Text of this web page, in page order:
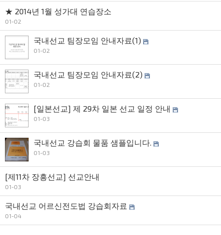
★ 2014년 1월 성가대 연습장소
01-02
국내선교 팀장모임 안내자료(1)
01-02
국내선교 팀장모임 안내자료(2)
01-02
[일본선교] 제 29차 일본 선교 일정 안내
01-03
국내선교 강습회 물품 샘플입니다.
01-03
[제11차 장흥선교] 선교안내
01-03
국내선교 어르신전도법 강습회자료
01-04